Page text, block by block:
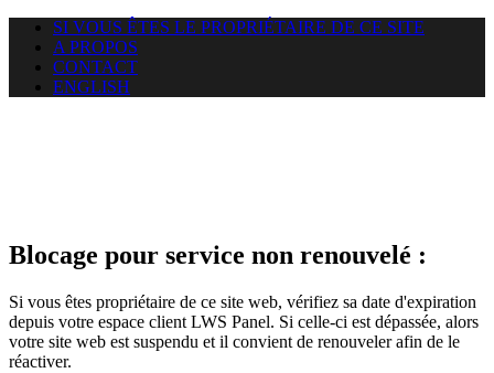
SI VOUS ÊTES LE PROPRIÉTAIRE DE CE SITE
A PROPOS
CONTACT
ENGLISH
Blocage pour service non renouvelé :
Si vous êtes propriétaire de ce site web, vérifiez sa date d'expiration
depuis votre espace client LWS Panel. Si celle-ci est dépassée, alors
votre site web est suspendu et il convient de renouveler afin de le
réactiver.